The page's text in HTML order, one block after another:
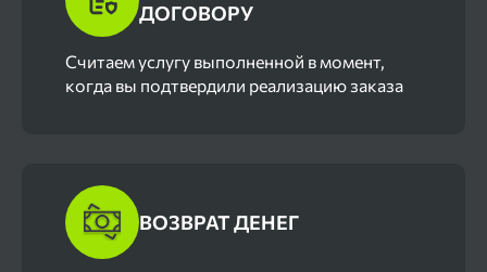
ДОГОВОРУ
Cчитаем услугу выполненной в момент,
когда вы подтвердили реализацию заказа
ВОЗВРАТ ДЕНЕГ